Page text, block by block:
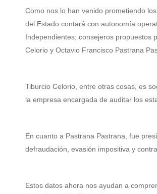
Como nos lo han venido prometiendo
del Estado contará con autonomía
Independientes; consejeros propuestos
Celorio y Octavio Francisco Pastrana
Tiburcio Celorio, entre otras cosas, es
la empresa encargada de auditar los
En cuanto a Pastrana Pastrana, fue
defraudación, evasión impositiva y
Estos datos ahora nos ayudan a